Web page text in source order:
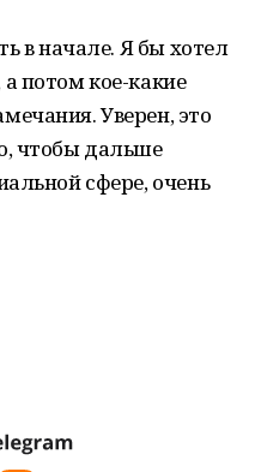
в начале. Я бы хотел
потом кое-какие
Уверен, это
чтобы дальше
сфере, очень